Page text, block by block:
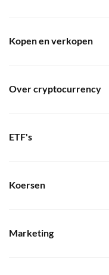
Kopen en verkopen
Over cryptocurrency
ETF's
Koersen
Marketing